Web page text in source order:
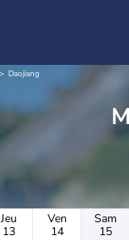
Daojiang
Jeu
13
Ven
14
Sam
15